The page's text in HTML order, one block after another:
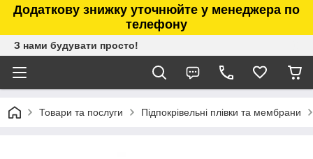
Додаткову знижку уточнюйте у менеджера по
телефону
З нами будувати просто!
Товари та послуги Підпокрівельні плівки та мембрани